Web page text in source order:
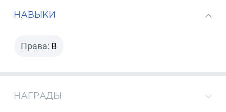
НАВЫКИ
Права: B
НАГРАДЫ